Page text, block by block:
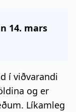
o
14. mars
í viðvarandi
og er
Líkamleg